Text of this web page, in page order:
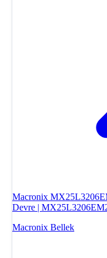
Macronix
Devre |
Macronix Bellek